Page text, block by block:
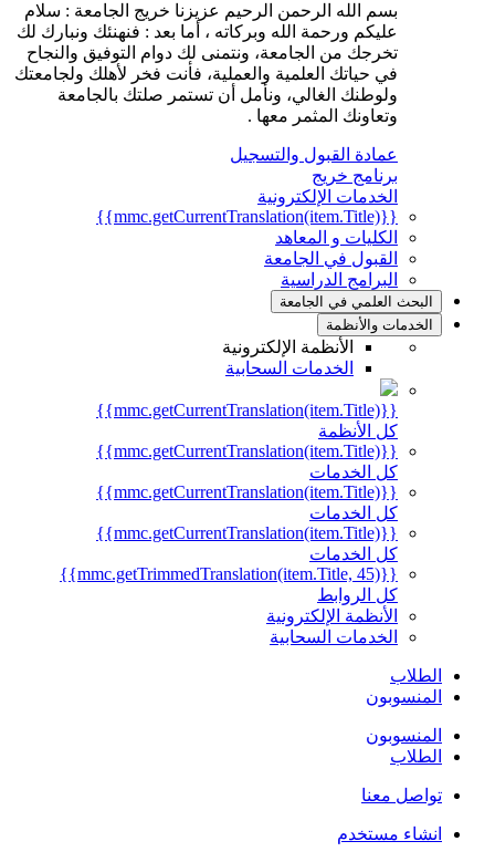
بسم الله الرحمن الرحيم عزيزنا خريج الجامعة : سلام
عليكم ورحمة الله وبركاته ، أما بعد : فنهنئك ونبارك لك
تخرجك من الجامعة، ونتمنى لك دوام التوفيق والنجاح
في حياتك العلمية والعملية، فأنت فخر لأهلك ولجامعتك
ولوطنك الغالي، ونأمل أن تستمر صلتك بالجامعة
وتعاونك المثمر معها .
عمادة القبول والتسجيل
برنامج خريج
الخدمات الإلكترونية
{{mmc.getCurrentTranslation(item.Title)}}
الكليات و المعاهد
القبول في الجامعة
البرامج الدراسية
البحث العلمي في الجامعة
الخدمات والأنظمة
الأنظمة الإلكترونية
الخدمات السحابية
{{mmc.getCurrentTranslation(item.Title)}}
كل الأنظمة
{{mmc.getCurrentTranslation(item.Title)}}
كل الخدمات
{{mmc.getCurrentTranslation(item.Title)}}
كل الخدمات
{{mmc.getCurrentTranslation(item.Title)}}
كل الخدمات
{{mmc.getTrimmedTranslation(item.Title, 45)}}
كل الروابط
الأنظمة الإلكترونية
الخدمات السحابية
الطلاب
المنسوبون
المنسوبون
الطلاب
تواصل معنا
انشاء مستخدم